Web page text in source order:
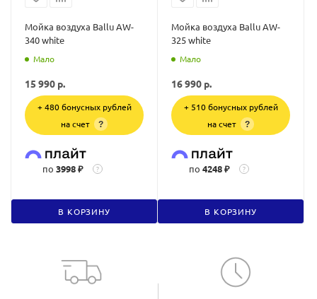
Мойка воздуха Ballu AW-
340 white
Мало
15 990 р.
+ 480 бонусных рублей
на счет
?
по 3998 ₽ ?
В КОРЗИНУ
Мойка воздуха Ballu AW-
325 white
Мало
16 990 р.
+ 510 бонусных рублей
на счет
?
по 4248 ₽ ?
В КОРЗИНУ